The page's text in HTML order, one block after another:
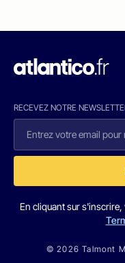
RECEVEZ NOTRE
En cliquant sur
© 2026 Talmont